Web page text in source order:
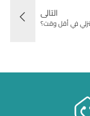
التالى
في أقل وقت؟